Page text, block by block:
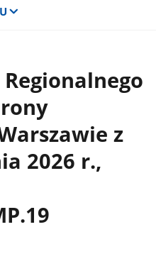
z
2026 r.,